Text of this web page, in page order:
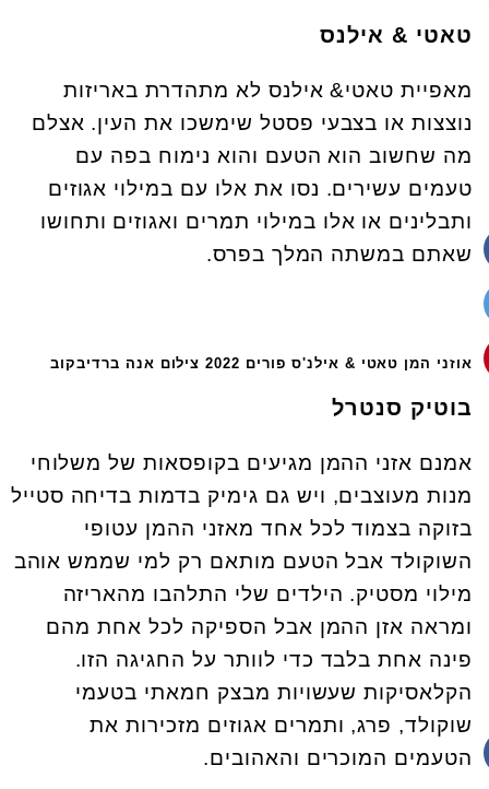
טאטי & אילנס
מאפיית טאטי& אילנס לא מתהדרת באריזות
נוצצות או בצבעי פסטל שימשכו את העין. אצלם
מה שחשוב הוא הטעם והוא נימוח בפה עם
טעמים עשירים. נסו את אלו עם במילוי אגוזים
ותבלינים או אלו במילוי תמרים ואגוזים ותחושו
שאתם במשתה המלך בפרס.
אוזני המן טאטי & אילנ'ס פורים 2022 צילום אנה ברדיבקוב
בוטיק סנטרל
אמנם אזני ההמן מגיעים בקופסאות של משלוחי
מנות מעוצבים, ויש גם גימיק בדמות בדיחה סטייל
בזוקה בצמוד לכל אחד מאזני ההמן עטופי
השוקולד אבל הטעם מותאם רק למי שממש אוהב
מילוי מסטיק. הילדים שלי התלהבו מהאריזה
ומראה אזן ההמן אבל הספיקה לכל אחת מהם
פינה אחת בלבד כדי לוותר על החגיגה הזו.
הקלאסיקות שעשויות מבצק חמאתי בטעמי
שוקולד, פרג, ותמרים אגוזים מזכירות את
הטעמים המוכרים והאהובים.